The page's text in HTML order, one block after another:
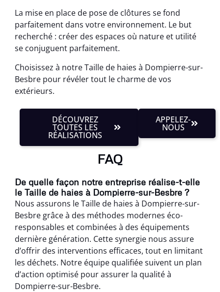
La mise en place de pose de clôtures se fond
parfaitement dans votre environnement. Le but
recherché : créer des espaces où nature et utilité
se conjuguent parfaitement.
Choisissez à notre Taille de haies à Dompierre-sur-
Besbre pour révéler tout le charme de vos
extérieurs.
DÉCOUVREZ
TOUTES LES
RÉALISATIONS
APPELEZ-
NOUS
FAQ
De quelle façon notre entreprise réalise-t-elle
le Taille de haies à Dompierre-sur-Besbre ?
Nous assurons le Taille de haies à Dompierre-sur-
Besbre grâce à des méthodes modernes éco-
responsables et combinées à des équipements
dernière génération. Cette synergie nous assure
d’offrir des interventions efficaces, tout en limitant
les déchets. Notre équipe qualifiée suivent un plan
d’action optimisé pour assurer la qualité à
Dompierre-sur-Besbre.